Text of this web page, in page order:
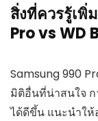
สิ่งที่ควรรู้เพิ่
Pro vs WD
Samsung 990
มิติอื่นที่น่าสนใจ ก
ได้ดีขึ้น แนะนำให้